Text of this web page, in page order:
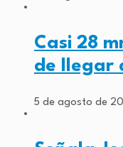
Casi 28
de llegar
5 de agosto de